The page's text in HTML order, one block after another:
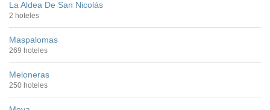
La Aldea De San Nicolás
2 hoteles
Maspalomas
269 hoteles
Meloneras
250 hoteles